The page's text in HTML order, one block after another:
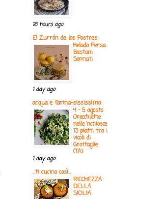
18 hours ago
El Zurrón de los Postres
Helado Persa
Bastani
Sonnati
1 day ago
acqua e farina-sississima
4 - 5 agosto
Orecchiette
nelle ‘nchiosce
13 piatti tra i
vicoli di
Grottaglie
(TA)
1 day ago
...ti cucino così...
RICCHEZZA
DELLA
SICILIA